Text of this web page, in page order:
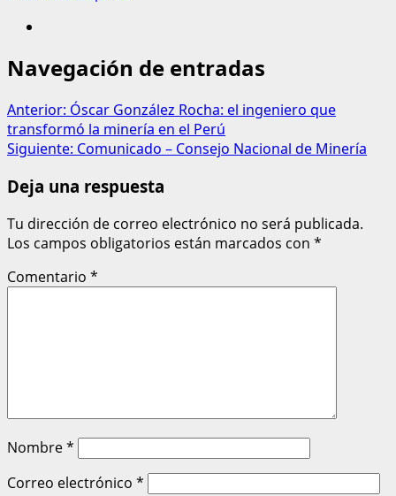
Navegación de entradas
Anterior: Óscar González Rocha: el ingeniero que
transformó la minería en el Perú
Siguiente: Comunicado – Consejo Nacional de Minería
Deja una respuesta
Tu dirección de correo electrónico no será publicada.
Los campos obligatorios están marcados con *
Comentario *
Nombre*
Correo electrónico *